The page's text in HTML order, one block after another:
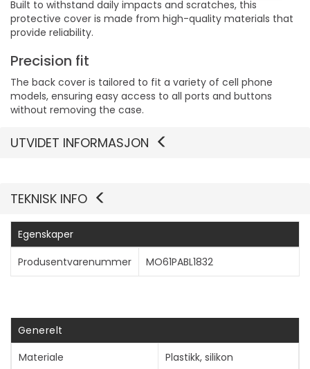
Built to withstand daily impacts and scratches, this
protective cover is made from high-quality materials that
provide reliability.
Precision fit
The back cover is tailored to fit a variety of cell phone
models, ensuring easy access to all ports and buttons
without removing the case.
UTVIDET INFORMASJON
TEKNISK INFO
Egenskaper
Produsentvarenummer
MO61PABL1832
Generelt
Materiale
Plastikk, silikon